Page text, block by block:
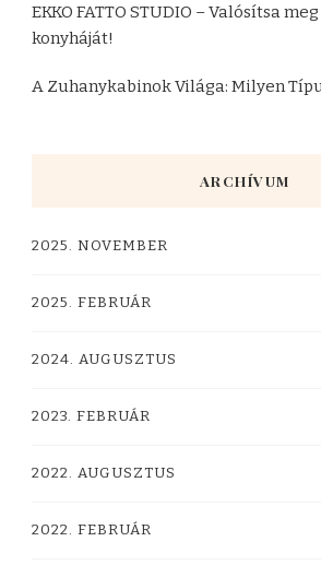
EKKO FATTO STUDIO – Valósítsa
konyháját!
A Zuhanykabinok Világa: Milyen
ARCHÍVUM
2025. NOVEMBER
2025. FEBRUÁR
2024. AUGUSZTUS
2023. FEBRUÁR
2022. AUGUSZTUS
2022. FEBRUÁR